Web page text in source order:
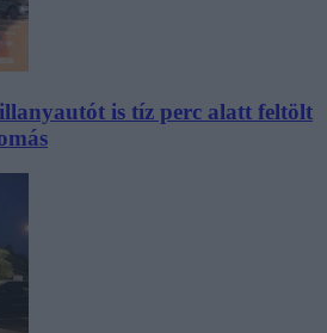
is tíz perc alatt feltölt